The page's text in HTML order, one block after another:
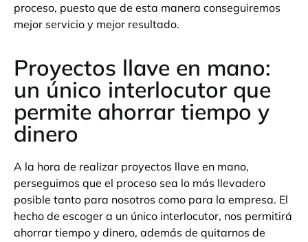
proceso, puesto que de esta manera conseguiremos
mejor servicio y mejor resultado.
Proyectos llave en mano:
un único interlocutor que
permite ahorrar tiempo y
dinero
A la hora de realizar proyectos llave en mano,
perseguimos que el proceso sea lo más llevadero
posible tanto para nosotros como para la empresa. El
hecho de escoger a un único interlocutor, nos permitirá
ahorrar tiempo y dinero, además de quitarnos de